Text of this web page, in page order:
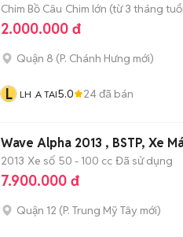
Chim Bồ Câu Chim lớn (từ 3 tháng
2.000.000 đ
Quận 8 (P. Chánh Hưng mới)
L LH .A TAI5.0 24đã bán
Wave Alpha 2013 , BSTP, Xe
2013 Xe số 50 - 100 cc Đã sử dụng
7.900.000 đ
Quận 12 (P. Trung Mỹ Tây mới)